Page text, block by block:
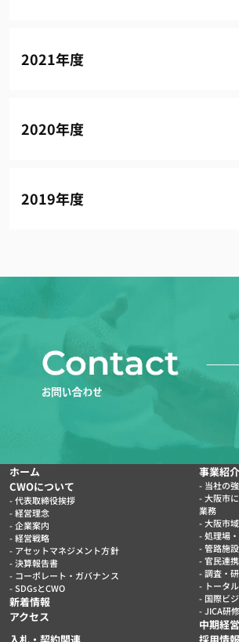
2021年度
2020年度
2019年度
ホーム
CWOについて
代表取締役挨拶
経営理念
企業案内
経営戦略
アセットマネジメント方針
決算報告書
コーポレート・ガバナンス
SDGsとCWO
新着情報
アクセス
事業紹介
当社の
大阪市
業務
大阪市
処理場
管路施設
官民連
調査・
トータ
国際ビ
JICA研修
中期経